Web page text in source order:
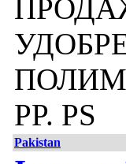
PP. PS
Pakistan